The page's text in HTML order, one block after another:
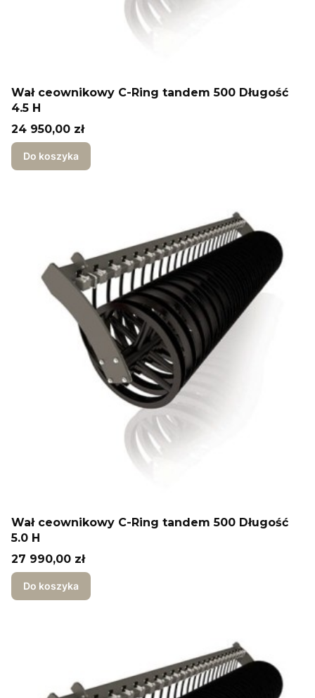
Wał ceownikowy C-Ring tandem 500 Długość
4.5 H
Cena
24 950,00 zł
Do koszyka
Wał ceownikowy C-Ring tandem 500 Długość
5.0 H
Cena
27 990,00 zł
Do koszyka